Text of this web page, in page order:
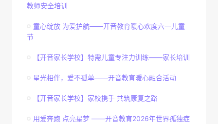
教师安全培训
童心绽放 为爱护航——开音教育暖心欢度六一儿童
节
【开音家长学校】特需儿童专注力训练——家长培训
星光相伴，爱不孤单——开音教育暖心融合活动
【开音家长学校】家校携手 共筑康复之路
用爱奔跑 点亮星梦 ——开音教育2026年世界孤独症